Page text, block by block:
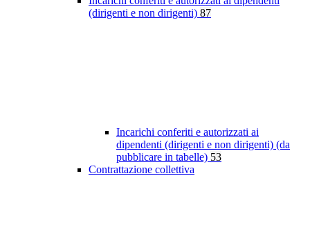
(dirigenti e non dirigenti) 87
Incarichi conferiti e autorizzati ai
dipendenti (dirigenti e non dirigenti) (da
pubblicare in tabelle) 53
Contrattazione collettiva